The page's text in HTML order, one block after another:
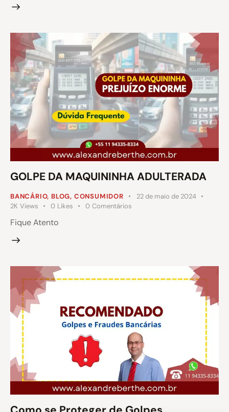
GOLPE DA MAQUININHA ADULTERADA
BANCÁRIO, BLOG, CONSUMIDOR
22 de maio de 2024
2K Views 0 Likes 0 Comentários
Fique Atento